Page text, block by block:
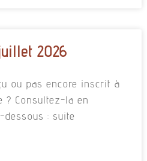
2026
ou pas encore inscrit à
? Consultez-la en
: suite